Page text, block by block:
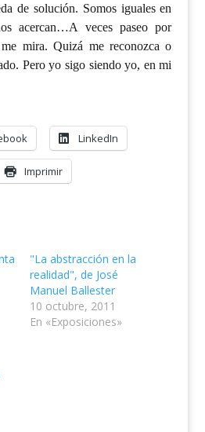
de solución. Somos iguales en
acercan…A veces paseo por
mira. Quizá me reconozca o
Pero yo sigo siendo yo, en mi
LinkedIn
Imprimir
"La abstracción en la
realidad", de José
Manuel Ballester
10 octubre, 2011
En «Exposiciones»